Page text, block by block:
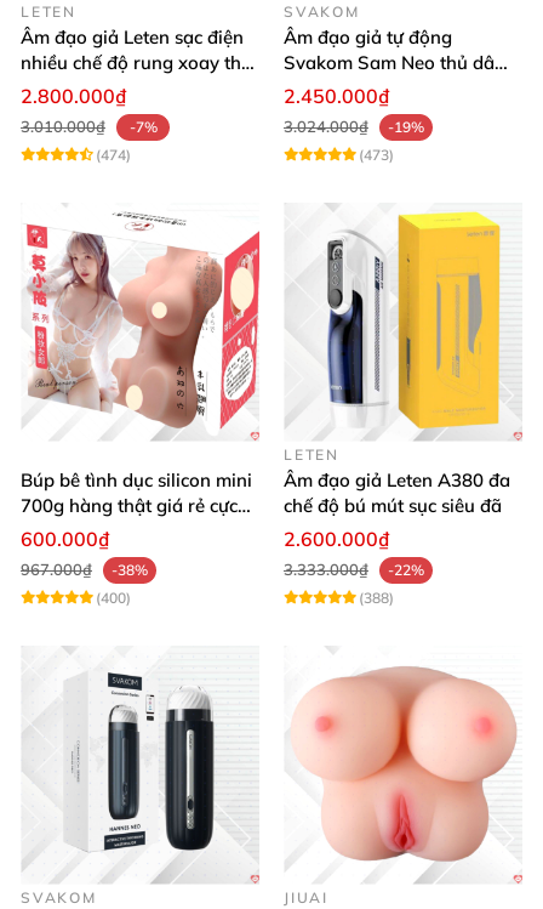
LETEN
Âm đạo giả Leten sạc điện
nhiều chế độ rung xoay thụt
rên rỉ
2.800.000₫
3.010.000₫
-7%
(474)
SVAKOM
Âm đạo giả tự động
Svakom Sam Neo thủ dâm
rung mút app điện thoại
2.450.000₫
3.024.000₫
-19%
(473)
Búp bê tình dục silicon mini
700g hàng thật giá rẻ cực
sướng
600.000₫
967.000₫
-38%
(400)
LETEN
Âm đạo giả Leten A380 đa
chế độ bú mút sục siêu đã
2.600.000₫
3.333.000₫
-22%
(388)
SVAKOM JIUAI